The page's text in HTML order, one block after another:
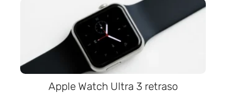
Apple Watch Ultra 3 retraso